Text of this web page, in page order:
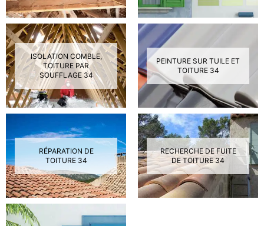
ISOLATION COMBLE,
TOITURE PAR
SOUFFLAGE 34
PEINTURE SUR TUILE ET
TOITURE 34
RÉPARATION DE
TOITURE 34
RECHERCHE DE FUITE
DE TOITURE 34